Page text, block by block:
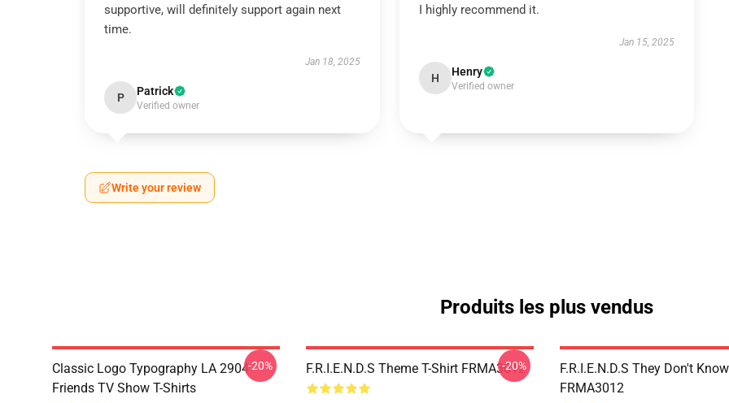
supportive, will definitely support again next
time.
Jan 18, 2025
P Patrick
Verified owner
I highly recommend it.
Jan 15, 2025
H Henry
Verified owner
Write your review
Produits les plus vendus
Classic Logo Typography LA 2904
Friends TV Show T-Shirts
-20% F.R.I.E.N.D.S Theme T-Shirt FRMA3012
-20%
F.R.I.E.N.D.S They Don't
FRMA3012